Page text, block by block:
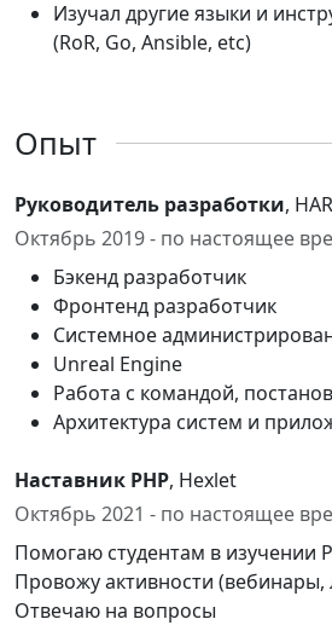
Изучал другие языки и
(RoR, Go, Ansible, etc)
Опыт
Руководитель разработки,
Октябрь 2019 - по настоящее
Бэкенд разработчик
Фронтенд разработчик
Системное
Unreal Engine
Работа с командой,
Архитектура систем и
Наставник PHP, Hexlet
Октябрь 2021 - по настоящее
Помогаю студентам в изучении
Провожу активности (вебинары,
Отвечаю на вопросы